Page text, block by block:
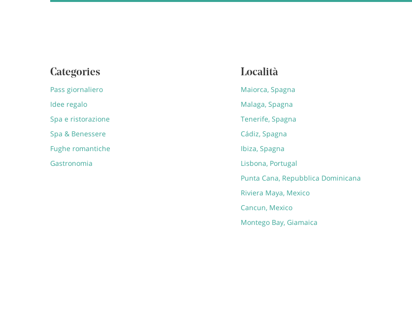
Categories
Pass giornaliero
Idee regalo
Spa e ristorazione
Spa & Benessere
Fughe romantiche
Gastronomia
Località
Maiorca, Spagna
Malaga, Spagna
Tenerife, Spagna
Cádiz, Spagna
Ibiza, Spagna
Lisbona, Portugal
Punta Cana, Repubblica Dominicana
Riviera Maya, Mexico
Cancun, Mexico
Montego Bay, Giamaica